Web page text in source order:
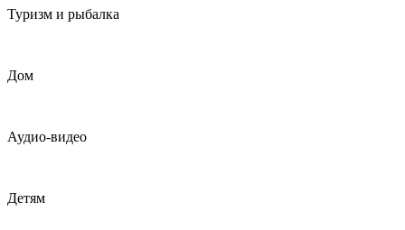
Туризм и рыбалка
Дом
Аудио-видео
Детям